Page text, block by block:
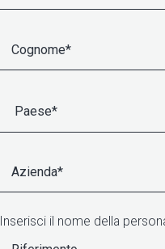
Inserisci il nome della